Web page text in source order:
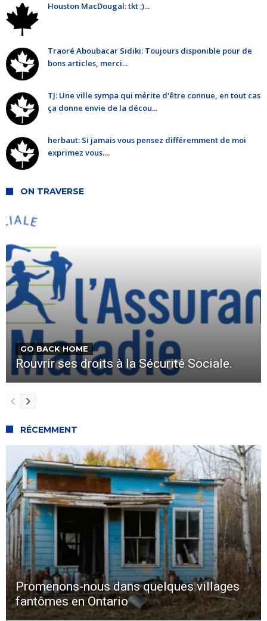
Houston MacDougal: tkt ;)...
Traoré Aboubacar Sidiki: Toujours disponible pour de
bons articles, merci...
TJ: Une ville sympa qui mérite d'être connue, en tout cas
ça donne envie de la décou...
herbaut: Si jamais vous pensez différemment de moi
exprimez vous....
ON TRAVERSE
GO BACK HOME
Rouvrir ses droits à la Sécurité Sociale.
RÉCEMMENT
Promenons-nous dans quelques villages
fantômes en Ontario